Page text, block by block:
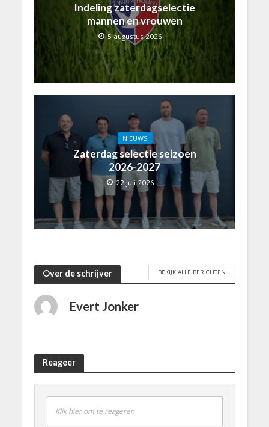
Indeling zaterdagselectie
mannen en vrouwen
5 augustus 2026
NIEUWS
Zaterdag selectie seizoen
2026-2027
22 juli 2026
Over de schrijver BEKIJK ALLE BERICHTEN
Evert Jonker
Reageer
Klik hier om te reageren